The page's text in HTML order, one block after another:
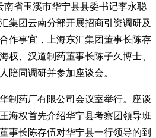
南省玉溪市华宁县县委书记李永聪
集团云南分部开展招商引资调研及
作事宜，上海东汇集团董事长陈存
权、汉道制药董事长陈子久博士、
陪同调研并参加座谈会。
制药厂有限公司会议室举行。座谈
海权首先介绍华宁县考察团领导班
事长陈存伍对华宁县一行领导的到